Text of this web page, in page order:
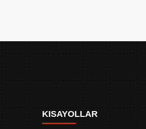
KISAYOLLAR